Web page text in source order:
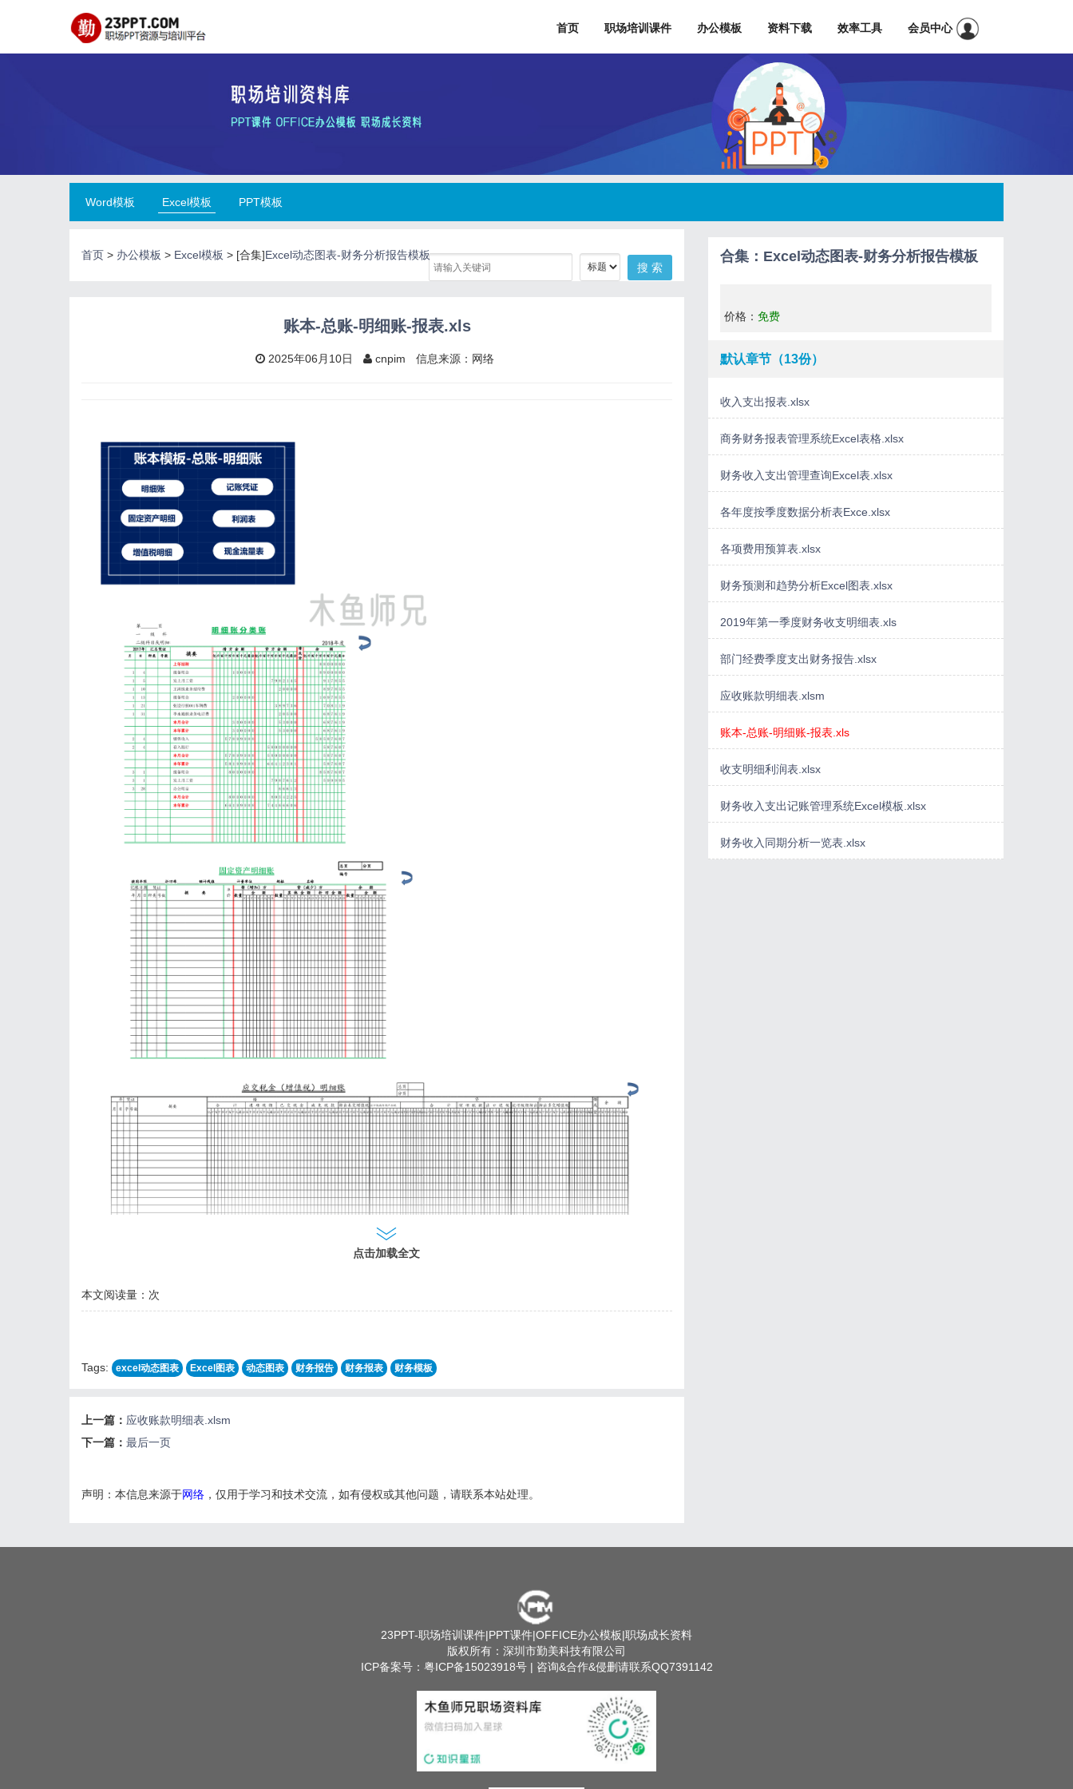
首页 职场培训课件 办公模板 资料下载 效率工具 会员中心
Word模板 Excel模板 PPT模板
首页 > 办公模板 > Excel模板 > [合集]Excel动态图表-财务分析报告模板
账本-总账-明细账-报表.xls
2025年06月10日 cnpim 信息来源：网络
点击加载全文
本文阅读量： 次
Tags: excel动态图表 Excel图表 动态图表 财务报告 财务报表 财务模板
上一篇： 应收账款明细表.xlsm
下一篇： 最后一页
声明：本信息来源于网络 ，仅用于学习和技术交流，如有侵权或其他问题，请联系本站处理。
合集：Excel动态图表-财务分析报告模板
价格： 免费
默认章节（13份）
收入支出报表.xlsx
商务财务报表管理系统Excel表格.xlsx
财务收入支出管理查询Excel表.xlsx
各年度按季度数据分析表Exce.xlsx
各项费用预算表.xlsx
财务预测和趋势分析Excel图表.xlsx
2019年第一季度财务收支明细表.xls
部门经费季度支出财务报告.xlsx
应收账款明细表.xlsm
账本-总账-明细账-报表.xls
收支明细利润表.xlsx
财务收入支出记账管理系统Excel模板.xlsx
财务收入同期分析一览表.xlsx
23PPT-职场培训课件|PPT课件|OFFICE办公模板|职场成长资料
版权所有：深圳市勤美科技有限公司
ICP备案号： 粤ICP备15023918号| 咨询&合作&侵删请联系QQ7391142